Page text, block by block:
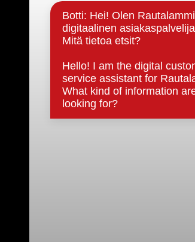
Päätöksenteko ja lähidemokratia
Päätökset, esityslistat & pöytäkirjat
Hallinto
Kunnanhallitus
Kunnanvaltuusto